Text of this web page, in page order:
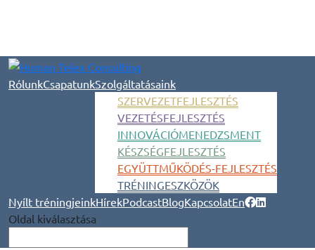
RólunkCsapatunkSzolgáltatásaink
SZERVEZETFEJLESZTÉS
VEZETÉSFEJLESZTÉS
INNOVÁCIÓMENEDZSMENT
KÉSZSÉGFEJLESZTÉS
EGYÜTTMŰKÖDÉS-FEJLESZTÉS
TRÉNINGESZKÖZÖK
Nyílt tréningjeinkHírekPodcastBlogKapcsolatEn
Oldal kiválasztása